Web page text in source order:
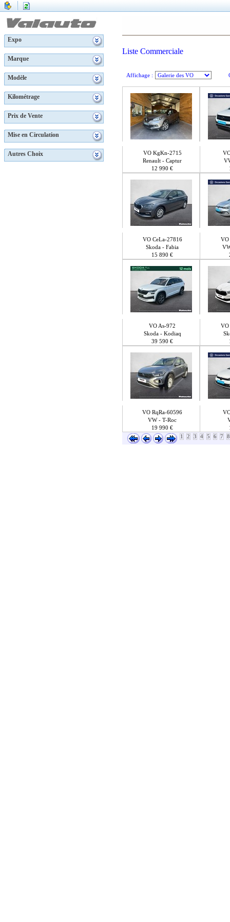
Expo
Marque
Modèle
Kilométrage
Prix de Vente
Mise en Circulation
Autres Choix
Liste Commerciale
Affichage :
VO KgKn-2715
Renault - Captur
12 990 €
VO CeLa-27816
Skoda - Fabia
15 890 €
VO
VO As-972
Skoda - Kodiaq
39 590 €
VO
VO RqRa-60596
VW - T-Roc
19 990 €
1 2 3 4 5 6 7 8